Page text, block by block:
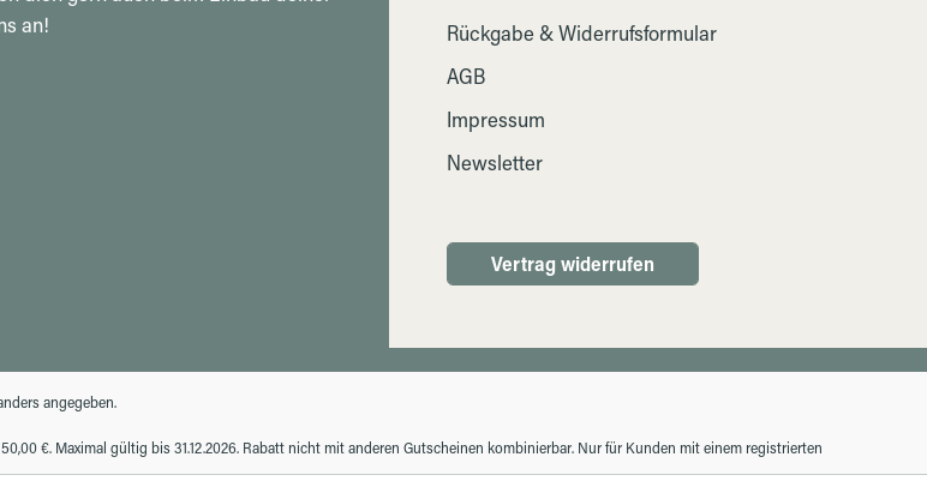
an!
Rückgabe & Widerrufsformular
AGB
Impressum
Newsletter
Vertrag widerrufen
angegeben.
€. Maximal gültig bis 31.12.2026. Rabatt nicht mit anderen Gutscheinen kombinierbar. Nur für Kunden mit einem registrierten